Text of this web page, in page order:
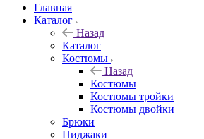
Главная
Каталог
Назад
Каталог
Костюмы
Назад
Костюмы
Костюмы тройки
Костюмы двойки
Брюки
Пиджаки